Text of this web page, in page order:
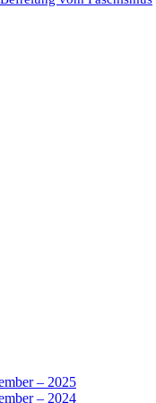
– 2025
– 2024